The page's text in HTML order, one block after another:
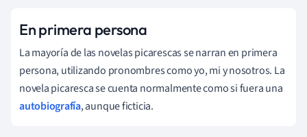
En primera persona
La mayoría de las novelas picarescas se narran en primera
persona, utilizando pronombres como yo, mi y nosotros. La
novela picaresca se cuenta normalmente como si fuera una
autobiografía, aunque ficticia.